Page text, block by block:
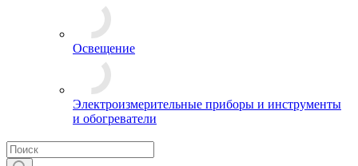
Освещение
Электроизмерительные приборы и инструменты
и обогреватели